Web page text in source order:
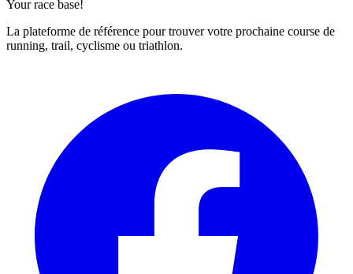
Your race base!
La plateforme de référence pour trouver votre prochaine course de
running, trail, cyclisme ou triathlon.